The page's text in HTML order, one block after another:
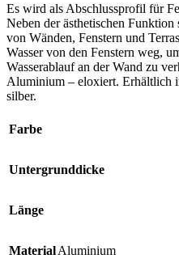
Es wird als Abschlussprofil für
Neben der ästhetischen
von Wänden, Fenstern und
Wasser von den Fenstern weg,
Wasserablauf an der Wand zu
Aluminium – eloxiert. Erhältlich
silber.
Farbe
Untergrunddicke
Länge
MaterialAluminium